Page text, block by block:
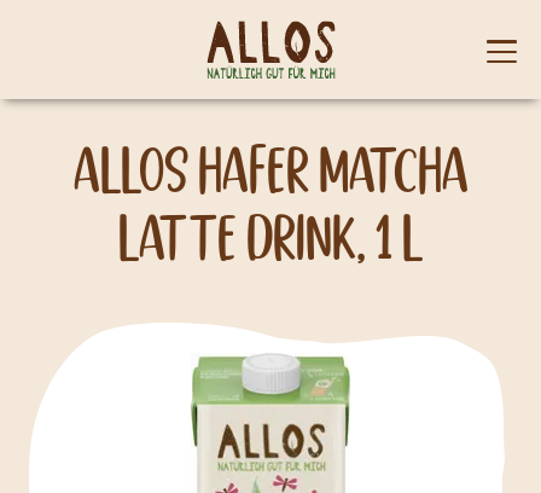
Skip to content
menu
Allos Hafer Matcha
Latte Drink, 1 l